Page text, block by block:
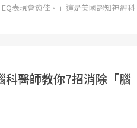
表現會愈佳。」這是美國認知神經科
醫師教你7招消除「腦